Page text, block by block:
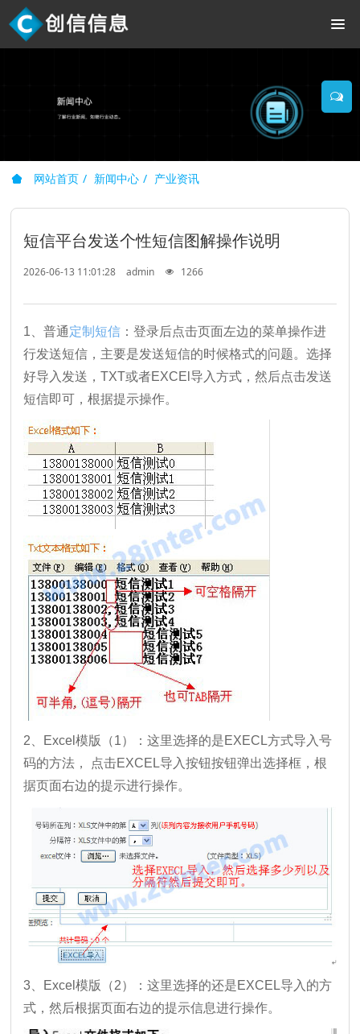
网站首页 新闻中心 产业资讯
短信平台发送个性短信图解操作说明
2026-06-13 11:01:28 admin 1266
1、普通定制短信 ：登录后点击页面左边的菜单操作进
行发送短信，主要是发送短信的时候格式的问题。选择
好导入发送，TXT或者EXCEl导入方式，然后点击发送
短信即可，根据提示操作。
2、Excel模版（1）：这里选择的是EXECL方式导入号
码的方法， 点击EXCEL导入按钮按钮弹出选择框，根
据页面右边的提示进行操作。
3、Excel模版（2）：这里选择的还是EXCEL导入的方
式，然后根据页面右边的提示信息进行操作。